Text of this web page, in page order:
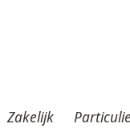
Zakelijk